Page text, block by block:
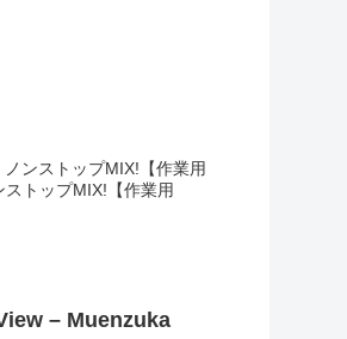
ンストップMIX!【作業用
トップMIX!【作業用
– Muenzuka